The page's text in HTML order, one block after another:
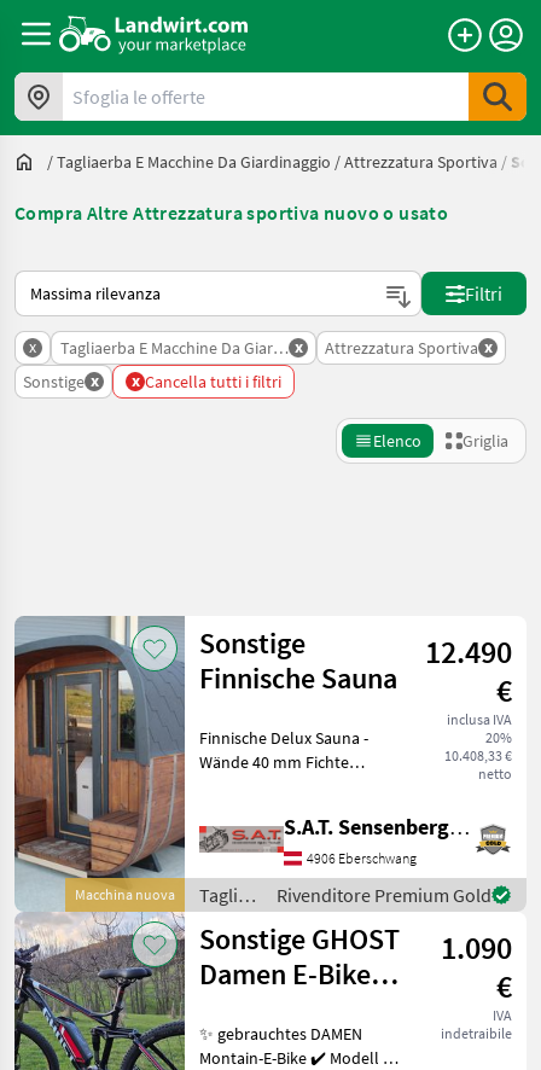
Sfoglia le offerte
/Tagliaerba E Macchine Da Giardinaggio /Attrezzatura Sportiva /
Compra Altre Attrezzatura sportiva nuovo o usato
Ecco come viene ordinato su Landwirt.com
Filtri
x Tagliaerba E Macchine Da Giardinaggio
x Attrezzatura Sportiva x
Sonstige x x Cancella tutti i filtri
Elenco Griglia
ricerca
Categoria 4 Paese Filtri
PERCORSO
ATTUALE
Altro
Tagliaerba E
Macchine Da
Giardinaggio
Attrezzatura
Sportiva
Sonstige
SCEGLI
CATEGORIA
Reimposta
Mostra
93
risultati
Macchina nuova
Sonstige
Finnische Sauna
12.490
€
inclusa IVA
20%
10.408,33 €
netto
Finnische Delux Sauna -
Wände 40 mm Fichte
bedeckt - Außenveredelung
erfolgt mit Remmers HK
Lasur oder Tikkurila Terra
S.A.T. Sensenberger Agrar-Technik
4906 Eberschwang
Tagliaerba
e
macchine
da
giardinaggio
Sonstige
Rivenditore Premium Gold
Sonstige GHOST
Damen E-Bike
1.090
€
IVA
indetraibile
✨ gebrauchtes DAMEN
Montain-E-Bike ✔️ Modell :